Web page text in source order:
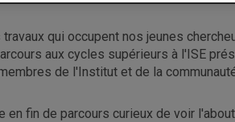
qui occupent nos jeunes
aux cycles supérieurs à l'ISE
de l'Institut et de la
en fin de parcours curieux de voir